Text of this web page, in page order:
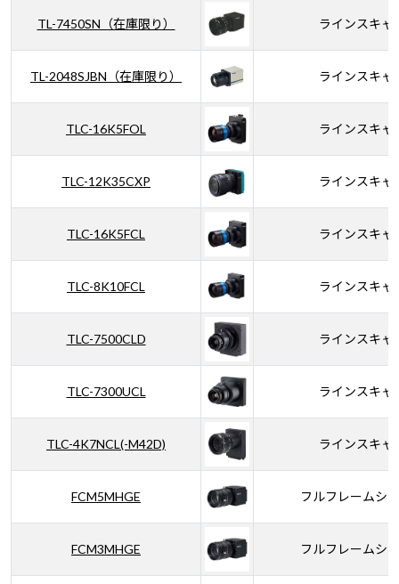
TL-7450SN（在庫限り） ラインスキャ
TL-2048SJBN（在庫限り） ラインスキャ
TLC-16K5FOL ラインスキャ
TLC-12K35CXP ラインスキャ
TLC-16K5FCL ラインスキャ
TLC-8K10FCL ラインスキャ
TLC-7500CLD ラインスキャ
TLC-7300UCL ラインスキャ
TLC-4K7NCL(-M42D) ラインスキャ
FCM5MHGE フルフレームシ
FCM3MHGE フルフレームシ